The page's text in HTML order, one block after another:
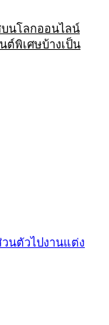
บนโลกออนไลน์
ต์พิเศษบ้างเป็น